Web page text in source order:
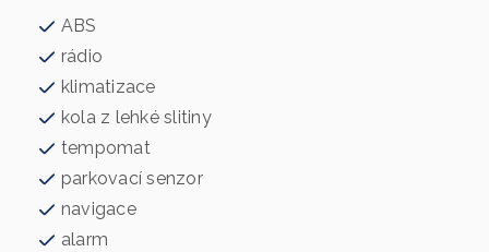
ABS
rádio
klimatizace
kola z lehké slitiny
tempomat
parkovací senzor
navigace
alarm